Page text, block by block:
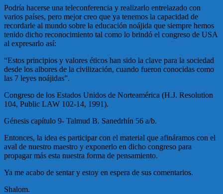
Podría hacerse una teleconferencia y realizarlo entrelazado con
varios países, pero mejor creo que ya tenemos la capacidad de
recordarle al mundo sobre la educación noájida que siempre hemos
tenido dicho reconocimiento tal como lo brindó el congreso de USA
al expresarlo así:
“Estos principios y valores éticos han sido la clave para la sociedad
desde los albores de la civilización, cuando fueron conocidas como
las 7 leyes noájidas”.
Congreso de los Estados Unidos de Norteamérica (H.J. Resolution
104, Public LAW 102-14, 1991).
Génesis capítulo 9- Talmud B. Sanedrhín 56 a/b.
Entonces, la idea es participar con el material que afináramos con el
aval de nuestro maestro y exponerlo en dicho congreso para
propagar más esta nuestra forma de pensamiento.
Ya me acabo de sentar y estoy en espera de sus comentarios.
Shalom.